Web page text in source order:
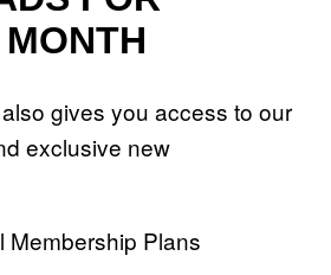
gives you access to our
exclusive new
Membership Plans